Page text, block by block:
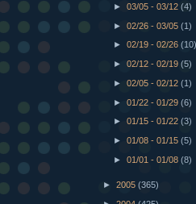
►03/05 - 03/12(4)
►02/26 - 03/05(1)
►02/19 - 02/26
►02/12 - 02/19(5)
►02/05 - 02/12(1)
►01/22 - 01/29(6)
►01/15 - 01/22(3)
►01/08 - 01/15(5)
►01/01 - 01/08(8)
► 2005 (365)